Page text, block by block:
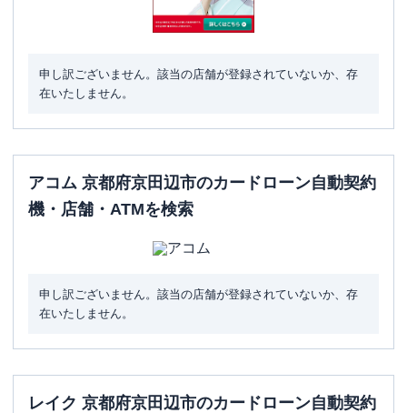
申し訳ございません。該当の店舗が登録されていないか、存
在いたしません。
アコム 京都府京田辺市のカードローン自動契約
機・店舗・ATMを検索
申し訳ございません。該当の店舗が登録されていないか、存
在いたしません。
レイク 京都府京田辺市のカードローン自動契約